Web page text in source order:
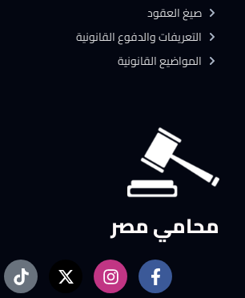
محامي مصر
صيغ العقود
التعريفات والدفوع القانونية
المواضيع القانونية